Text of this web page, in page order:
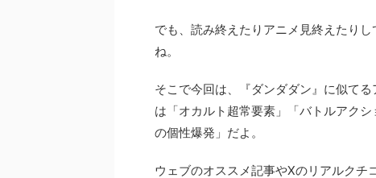
でも、読み終えたりアニメ見終えたり
ね。
そこで今回は、『ダンダダン』に似て
は「オカルト超常要素」「バトルアク
の個性爆発」だよ。
ウェブのオススメ記事やXのリアルクチ